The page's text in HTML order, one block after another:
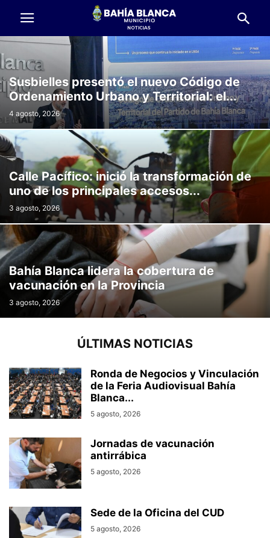
Susbielles presentó el nuevo Código de
Ordenamiento Urbano y Territorial: el...
4 agosto, 2026
Calle Pacífico: inició la transformación de
uno de los principales accesos...
3 agosto, 2026
Bahía Blanca lidera la cobertura de
vacunación en la Provincia
3 agosto, 2026
ÚLTIMAS NOTICIAS
Ronda de Negocios y Vinculación
de la Feria Audiovisual Bahía
Blanca...
5 agosto, 2026
Jornadas de vacunación
antirrábica
5 agosto, 2026
Sede de la Oficina del CUD
5 agosto, 2026